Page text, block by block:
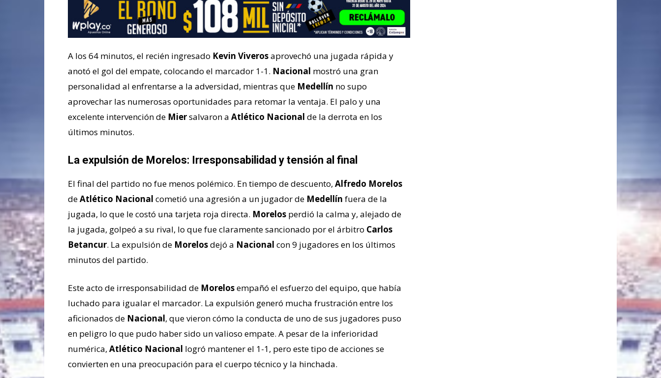
A los 64 minutos, el recién ingresado Kevin Viverosaprovechó una jugada rápida y
anotó el gol del empate, colocando el marcador 1-1. Nacional mostró una gran
personalidad al enfrentarse a la adversidad, mientras que Medellín no supo
aprovechar las numerosas oportunidades para retomar la ventaja. El palo y una
excelente intervención de Miersalvaron a Atlético Nacional de la derrota en los
últimos minutos.
La expulsión de Morelos: Irresponsabilidad y tensión al final
El final del partido no fue menos polémico. En tiempo de descuento, Alfredo Morelos
deAtlético Nacional cometió una agresión a un jugador de Medellín fuera de la
jugada, lo que le costó una tarjeta roja directa. Morelos perdió la calma y, alejado de
la jugada, golpeó a su rival, lo que fue claramente sancionado por el árbitro Carlos
Betancur. La expulsión de Morelosdejó a Nacional con 9 jugadores en los últimos
minutos del partido.
Este acto de irresponsabilidad de Morelosempañó el esfuerzo del equipo, que había
luchado para igualar el marcador. La expulsión generó mucha frustración entre los
aficionados de Nacional, que vieron cómo la conducta de uno de sus jugadores puso
en peligro lo que pudo haber sido un valioso empate. A pesar de la inferioridad
numérica, Atlético Nacional logró mantener el 1-1, pero este tipo de acciones se
convierten en una preocupación para el cuerpo técnico y la hinchada.